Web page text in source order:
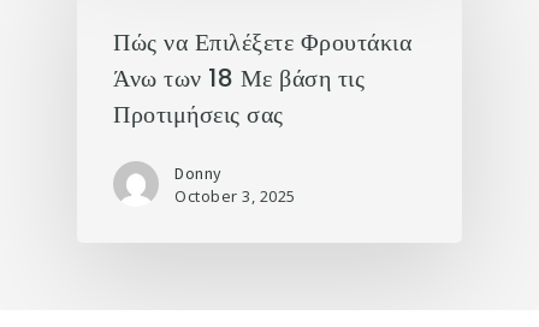
Πώς να Επιλέξετε Φρουτάκια
Άνω των 18 Με βάση τις
Προτιμήσεις σας
Donny
October 3, 2025